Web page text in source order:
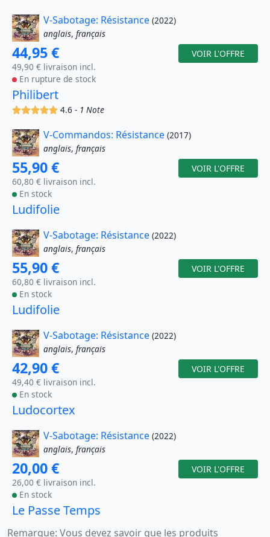
V-Sabotage: Résistance (2022)
anglais, français
44,95 €
49,90 € livraison incl.
En rupture de stock
VOIR L'OFFRE
Philibert
(x)(x)(x)(x)(x)4.6 - 1 Note
V-Commandos: Résistance (2017)
anglais, français
55,90 €
60,80 € livraison incl.
En stock
VOIR L'OFFRE
Ludifolie
V-Sabotage: Résistance (2022)
anglais, français
55,90 €
60,80 € livraison incl.
En stock
VOIR L'OFFRE
Ludifolie
V-Sabotage: Résistance (2022)
anglais, français
42,90 €
49,40 € livraison incl.
En stock
VOIR L'OFFRE
Ludocortex
V-Sabotage: Résistance (2022)
anglais, français
20,00 €
26,00 € livraison incl.
En stock
VOIR L'OFFRE
Le Passe Temps
Remarque: Vous devez savoir que les produits